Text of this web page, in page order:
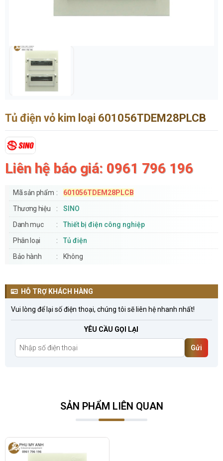
Tủ điện vỏ kim loại 601056TDEM28PLCB
Liên hệ báo giá: 0961 796 196
Mã sản phẩm
601056TDEM28PLCB
Thương hiệu
SINO
Danh mục
Thiết bị điện công nghiệp
Phân loại
Tủ điện
Bảo hành
Không
HỖ TRỢ KHÁCH HÀNG
Vui lòng để lại số điện thoại, chúng tôi sẽ liên hệ nhanh nhất!
YÊU CẦU GỌI LẠI
Gửi
SẢN PHẨM LIÊN QUAN